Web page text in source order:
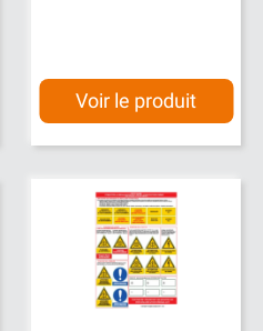
Voir le produit